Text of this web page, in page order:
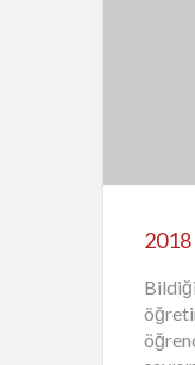
Kadar
Oldu?